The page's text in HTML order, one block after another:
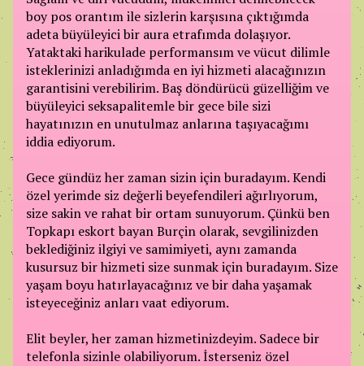
boy pos orantım ile sizlerin karşısına çıktığımda
adeta büyüleyici bir aura etrafımda dolaşıyor.
Yataktaki harikulade performansım ve vücut dilimle
isteklerinizi anladığımda en iyi hizmeti alacağınızın
garantisini verebilirim. Baş döndürücü güzelliğim ve
büyüleyici seksapalitemle bir gece bile sizi
hayatınızın en unutulmaz anlarına taşıyacağımı
iddia ediyorum.
Gece gündüz her zaman sizin için buradayım. Kendi
özel yerimde siz değerli beyefendileri ağırlıyorum,
size sakin ve rahat bir ortam sunuyorum. Çünkü ben
Topkapı eskort bayan Burçin olarak, sevgilinizden
beklediğiniz ilgiyi ve samimiyeti, aynı zamanda
kusursuz bir hizmeti size sunmak için buradayım. Size
yaşam boyu hatırlayacağınız ve bir daha yaşamak
isteyeceğiniz anları vaat ediyorum.
Elit beyler, her zaman hizmetinizdeyim. Sadece bir
telefonla sizinle olabiliyorum. İsterseniz özel